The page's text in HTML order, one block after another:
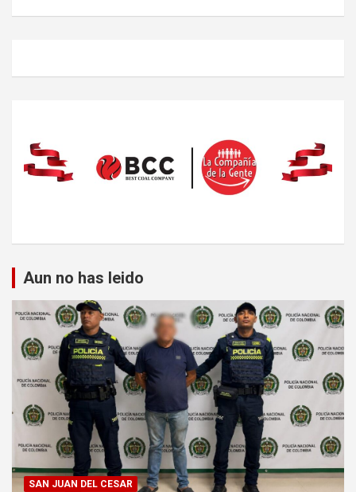
Aun no has leido
SAN JUAN DEL CESAR